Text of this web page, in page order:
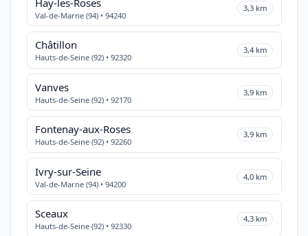
Val-de-Marne (94) • 94240
3,3 km
Châtillon
Hauts-de-Seine (92) • 92320
3,4 km
Vanves
Hauts-de-Seine (92) • 92170
3,9 km
Fontenay-aux-Roses
Hauts-de-Seine (92) • 92260
3,9 km
Ivry-sur-Seine
Val-de-Marne (94) • 94200
4,0 km
Sceaux
Hauts-de-Seine (92) • 92330
4,3 km